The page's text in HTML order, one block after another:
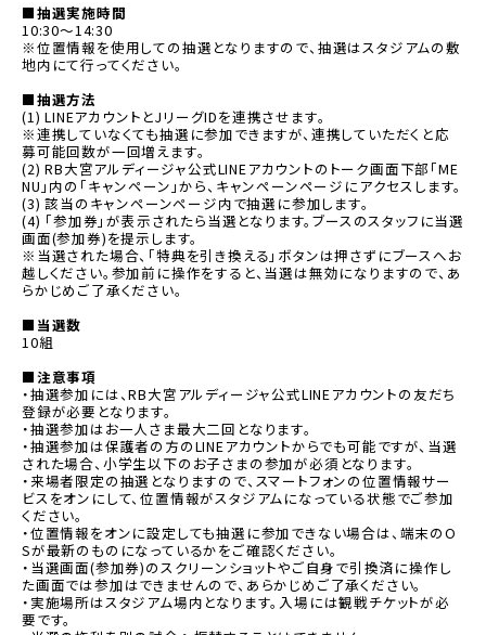
■抽選実施時間
10:30～14:30
※位置情報を使用しての抽選となりますので、抽選はスタジアムの敷
地内にて行ってください。
■抽選方法
(1) LINEアカウントとJリーグIDを連携させます。
※連携していなくても抽選に参加できますが、連携していただくと応
募可能回数が一回増えます。
(2) RB大宮アルディージャ公式LINEアカウントのトーク画面下部「ME
NU」内の「キャンペーン」から、キャンペーンページにアクセスします。
(3) 該当のキャンペーンページ内で抽選に参加します。
(4) 「参加券」が表示されたら当選となります。ブースのスタッフに当選
画面(参加券)を提示します。
※当選された場合、「特典を引き換える」ボタンは押さずにブースへお
越しください。参加前に操作をすると、当選は無効になりますので、あ
らかじめご了承ください。
■当選数
10組
■注意事項
・抽選参加には、RB大宮アルディージャ公式LINEアカウントの友だち
登録が必要となります。
・抽選参加はお一人さま最大二回となります。
・抽選参加は保護者の方のLINEアカウントからでも可能ですが、当選
された場合、小学生以下のお子さまの参加が必須となります。
・来場者限定の抽選となりますので、スマートフォンの位置情報サー
ビスをオンにして、位置情報がスタジアムになっている状態でご参加
ください。
・位置情報をオンに設定しても抽選に参加できない場合は、端末のO
Sが最新のものになっているかをご確認ください。
・当選画面(参加券)のスクリーンショットやご自身で引換済に操作し
た画面では参加はできませんので、あらかじめご了承ください。
・実施場所はスタジアム場内となります。入場には観戦チケットが必
要です。